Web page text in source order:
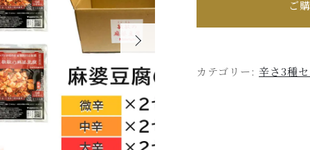
ご
カテゴリー: 辛さ3種